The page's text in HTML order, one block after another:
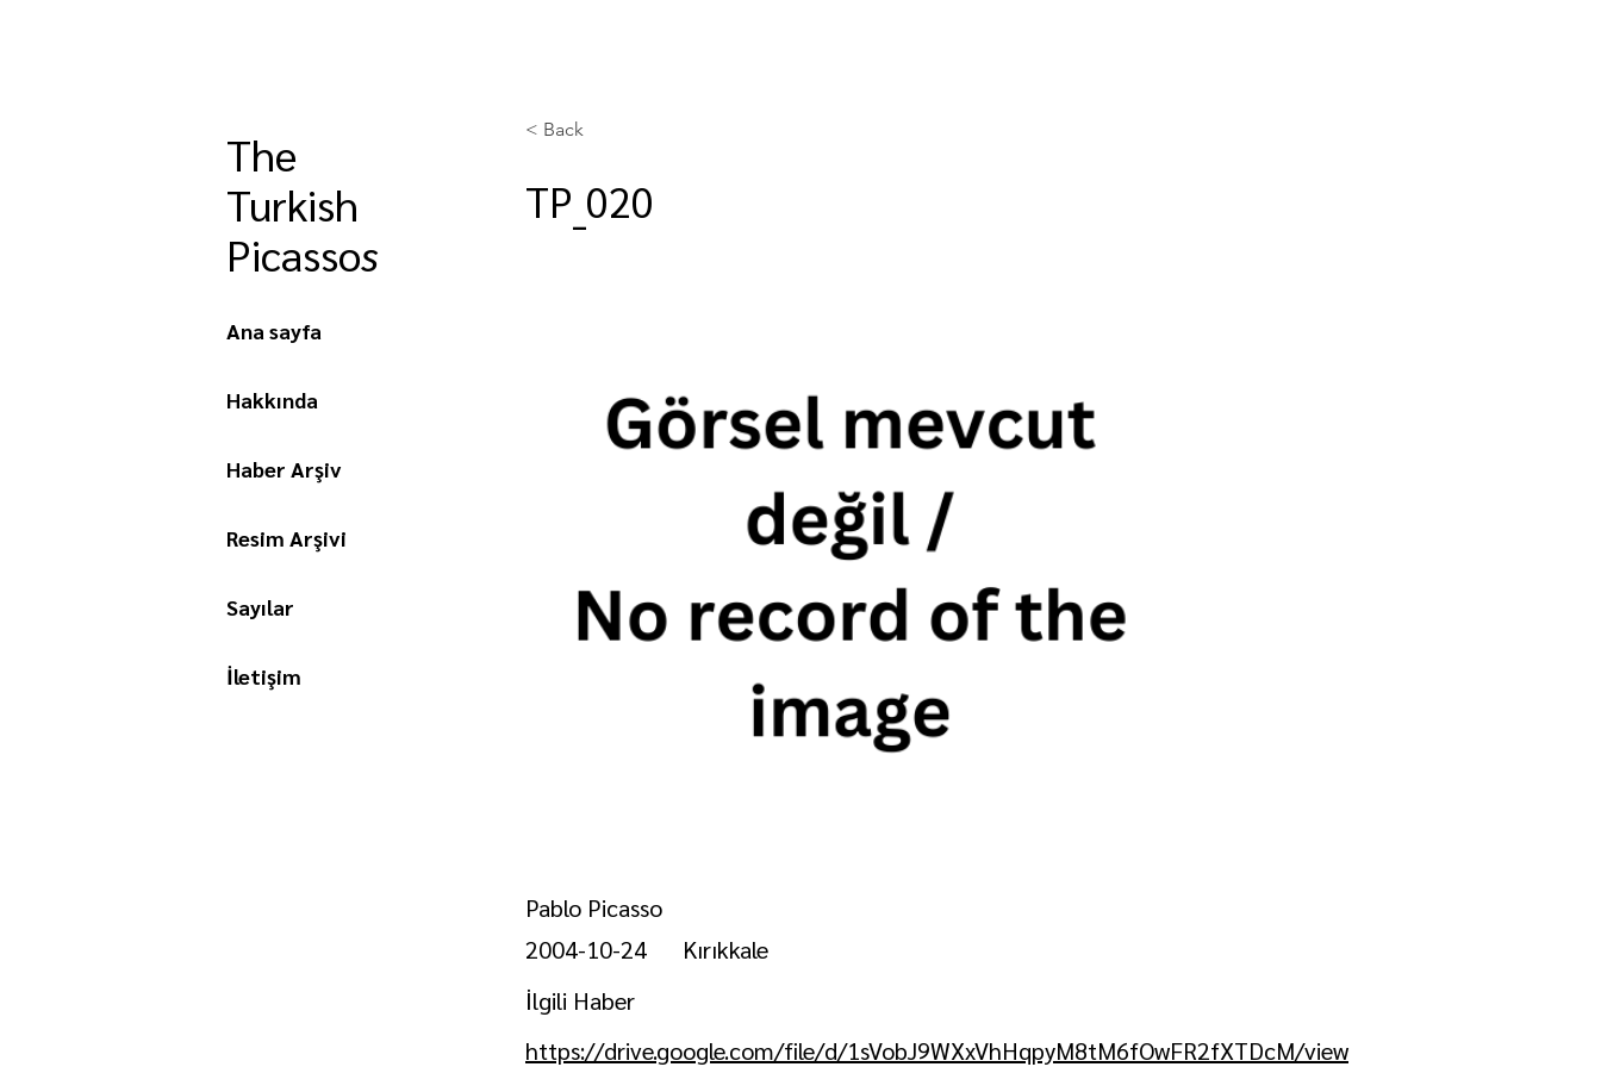
< Back
TP_020
Pablo Picasso
2004-10-24
Kırıkkale
İlgili Haber
https://drive.google.com/file/d/1sVobJ9WXxVhHqpyM8tM6fOwFR2fXTDcM/view
Ana sayfa
Hakkında
Haber Arşiv
Resim Arşivi
Sayılar
İletişim
The
Turkish
Picassos